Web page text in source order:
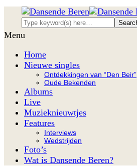
Menu
Home
Nieuwe singles
Ontdekkingen van “Den Beir”
Oude Bekenden
Albums
Live
Muzieknieuwtjes
Features
Interviews
Wedstrijden
Foto’s
Wat is Dansende Beren?